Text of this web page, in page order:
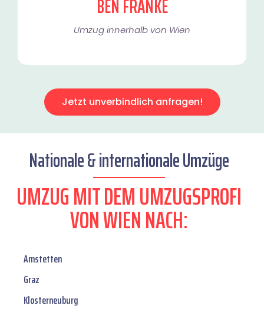
BEN FRANKE
Umzug innerhalb von Wien​
Jetzt unverbindlich anfragen!
Nationale & internationale Umzüge
UMZUG MIT DEM UMZUGSPROFI
VON WIEN NACH:
Amstetten
Graz
Klosterneuburg